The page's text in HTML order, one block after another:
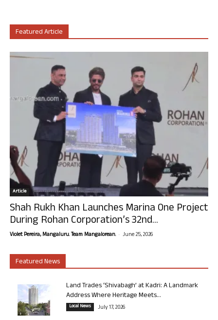
Featured Article
Article
Shah Rukh Khan Launches Marina One Project
During Rohan Corporation’s 32nd...
Violet Pereira, Mangaluru. Team Mangalorean. - June 25, 2026
Featured News
Land Trades ‘Shivabagh’ at Kadri: A Landmark
Address Where Heritage Meets...
Local News July 17, 2026